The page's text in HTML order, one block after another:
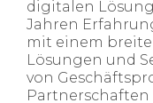
digitalen
Jahren
mit einem
Lösungen und
von